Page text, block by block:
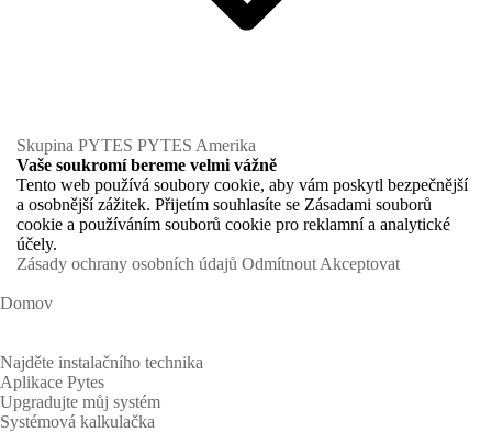
Skupina PYTES PYTES Amerika
Vaše soukromí bereme velmi vážně
Tento web používá soubory cookie, aby vám poskytl bezpečnější
a osobnější zážitek. Přijetím souhlasíte se Zásadami souborů
cookie a používáním souborů cookie pro reklamní a analytické
účely.
Zásady ochrany osobních údajů Odmítnout Akceptovat
Domov
Najděte instalačního technika
Aplikace Pytes
Upgradujte můj systém
Systémová kalkulačka